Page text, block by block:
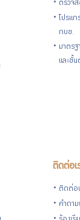
ตรวจ
โปรแก
กบข.
มาตรฐ
และขั้น
ติดต่อเ
ติดต่อเ
คำถา